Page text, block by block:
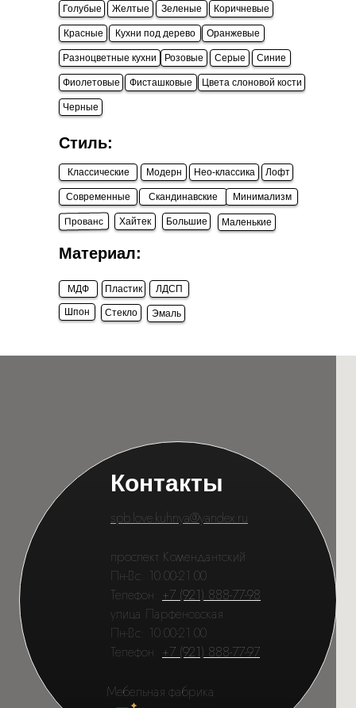
Голубые Желтые Зеленые Коричневые
Красные Кухни под дерево Оранжевые
Разноцветные кухни Розовые Серые Синие
Фиолетовые Фисташковые Цвета слоновой кости
Черные
Классические Лофт
Модерн Нео-классика
Современные Скандинавские
ЛДСП
Пластик
Стекло
МДФ
Шпон Эмаль
Стиль:
Материал:
Хайтек
Прованс
Минимализм
Большие Маленькие
Контакты
spb.love.kuhnya@yandex.ru
проспект Комендантский
Пн-Вс: 10.00-21.00
Телефон: +7 (921) 888-77-98
улица Парфёновская
Пн-Вс: 10.00-21.00
Телефон: +7 (921) 888-77-97
Мебельная фабрика